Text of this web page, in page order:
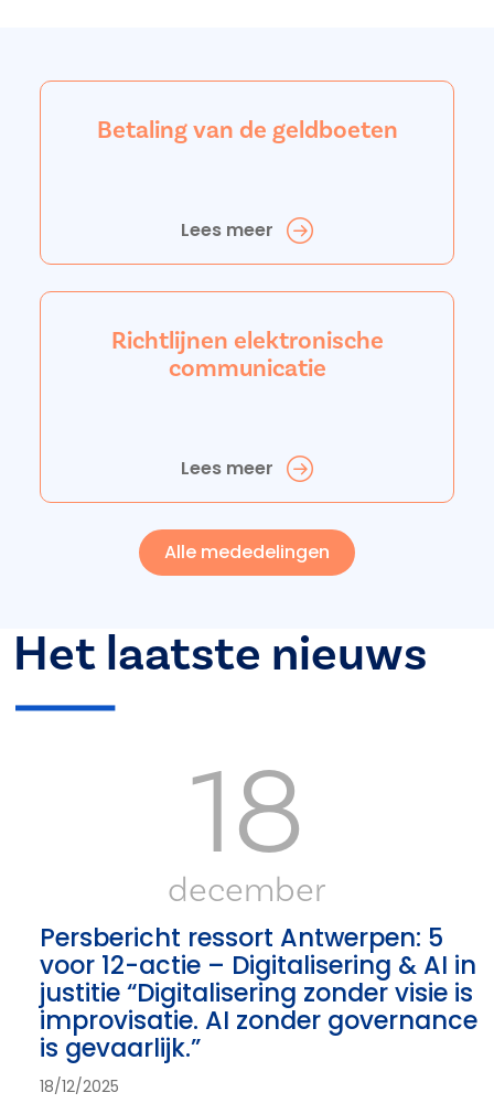
Betaling van de geldboeten
Lees meer
Richtlijnen elektronische
communicatie
Lees meer
Alle mededelingen
Het laatste nieuws
18
december
Persbericht ressort Antwerpen: 5
voor 12-actie – Digitalisering & AI in
justitie “Digitalisering zonder visie is
improvisatie. AI zonder governance
is gevaarlijk.”
18/12/2025